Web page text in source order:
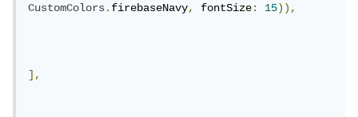
CustomColors.firebaseNavy, fontSize: 15)),
],